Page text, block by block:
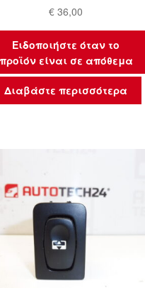
€ 36,00
Ειδοποιήστε όταν το
προϊόν είναι σε απόθεμα
Διαβάστε περισσότερα